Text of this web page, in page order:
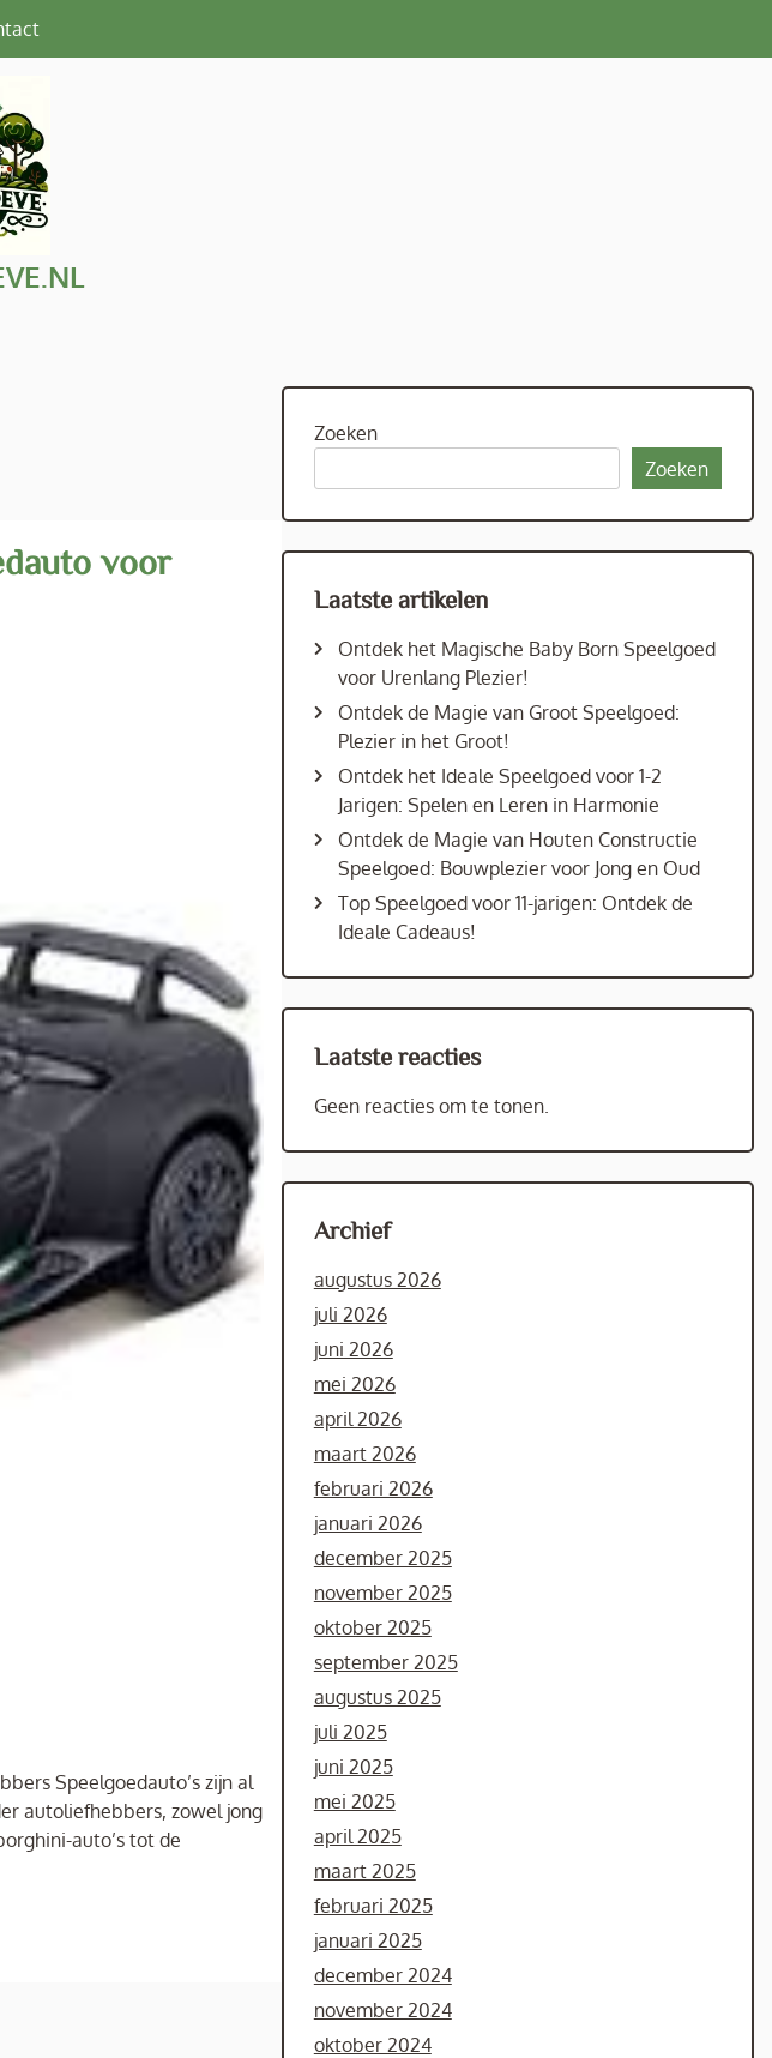
voor
Speelgoedauto’s zijn al
autoliefhebbers, zowel jong
auto’s tot de
Zoeken
Zoeken
Laatste artikelen
Ontdek het Magische Baby Born Speelgoed
voor Urenlang Plezier!
Ontdek de Magie van Groot Speelgoed:
Plezier in het Groot!
Ontdek het Ideale Speelgoed voor 1-2
Jarigen: Spelen en Leren in Harmonie
Ontdek de Magie van Houten Constructie
Speelgoed: Bouwplezier voor Jong en Oud
Top Speelgoed voor 11-jarigen: Ontdek de
Ideale Cadeaus!
Laatste reacties
Geen reacties om te tonen.
Archief
augustus 2026
juli 2026
juni 2026
mei 2026
april 2026
maart 2026
februari 2026
januari 2026
december 2025
november 2025
oktober 2025
september 2025
augustus 2025
juli 2025
juni 2025
mei 2025
april 2025
maart 2025
februari 2025
januari 2025
december 2024
november 2024
oktober 2024